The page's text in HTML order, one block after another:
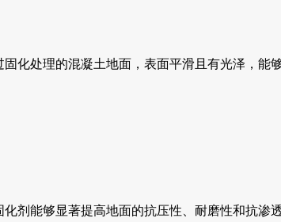
化处理的混凝土地面，表面平滑且有光泽，能
化剂能够显著提高地面的抗压性、耐磨性和抗渗